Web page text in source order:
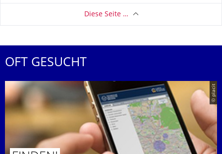
Diese Seite …
OFT GESUCHT
© placit